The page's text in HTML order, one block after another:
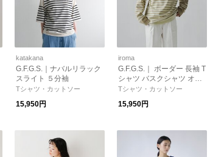
katakana
G.F.G.S.｜ナバルリラック
スライト ５分袖
Tシャツ・カットソー
15,950円
iroma
G.F.G.S.｜ ボーダー 長袖 T
シャツ バスクシャツ オー
ガニック コットン ナバル
val-relax-limited【ヴィン
Tシャツ・カットソー
15,950円